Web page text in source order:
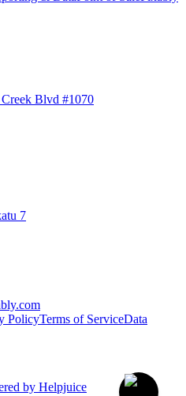
Creek Blvd #1070
7
PolicyTerms of ServiceData
by Helpjuice